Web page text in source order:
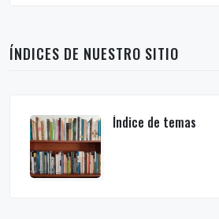
ÍNDICES DE NUESTRO SITIO
Índice de temas